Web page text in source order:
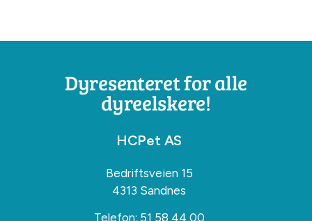
Dyresenteret for alle
dyreelskere!
HCPet AS
Bedriftsveien 15
4313 Sandnes
Telefon: 51 58 44 00